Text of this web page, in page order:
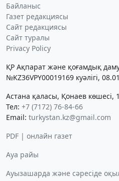
Байланыс
Газет редакциясы
Сайт редакциясы
Сайт туралы
Privacy Policy
ҚР Ақпарат және қоғамдық даму
№KZ36VPY00019169 куәлігі,
Астана қаласы, Қонаев көшесі,
Тел: +7 (7172) 76-84-66
Email: turkystan.kz@gmail.com
PDF | онлайн газет
Ауа райы
Ауызашарда және сәресіде